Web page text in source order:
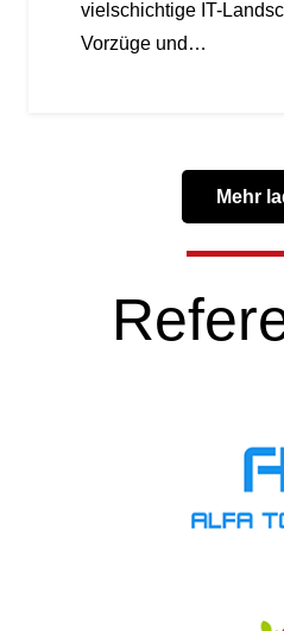
vielschichtige IT-
Vorzüge und…
Mehr